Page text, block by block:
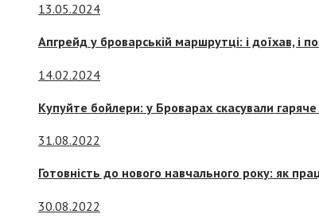
13.05.2024
Апгрейд у броварській маршрутці: і доїхав, і
14.02.2024
Купуйте бойлери: у Броварах скасували
31.08.2022
Готовність до нового навчального року: як
30.08.2022